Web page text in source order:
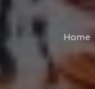
Home